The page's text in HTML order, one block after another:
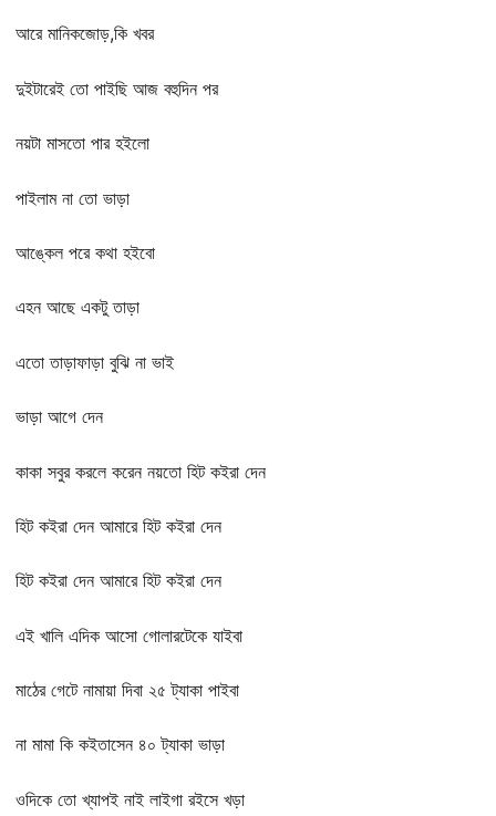
আরে মানিকজোড়,কি খবর
দুইটারেই তো পাইছি আজ বহুদিন পর
নয়টা মাসতো পার হইলো
পাইলাম না তো ভাড়া
আঙ্কেল পরে কথা হইবো
এহন আছে একটু তাড়া
এতো তাড়াফাড়া বুঝি না ভাই
ভাড়া আগে দেন
কাকা সবুর করলে করেন নয়তো হিট কইরা দেন
হিট কইরা দেন আমারে হিট কইরা দেন
হিট কইরা দেন আমারে হিট কইরা দেন
এই খালি এদিক আসো গোলারটেকে যাইবা
মাঠের গেটে নামায়া দিবা ২৫ ট্যাকা পাইবা
না মামা কি কইতাসেন ৪০ ট্যাকা ভাড়া
ওদিকে তো খ্যাপই নাই লাইগা রইসে খড়া